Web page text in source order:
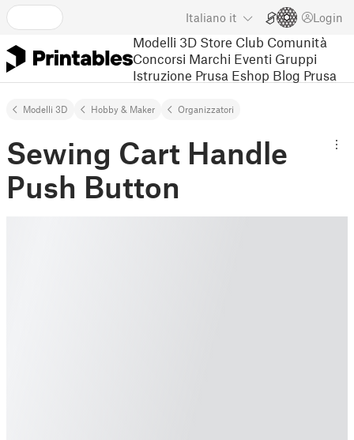
Italiano it Login
Modelli 3D Store Club Comunità
Concorsi Marchi Eventi Gruppi
Istruzione Prusa Eshop Blog Prusa
Modelli 3D Hobby & Maker Organizzatori
Sewing Cart Handle
Push Button